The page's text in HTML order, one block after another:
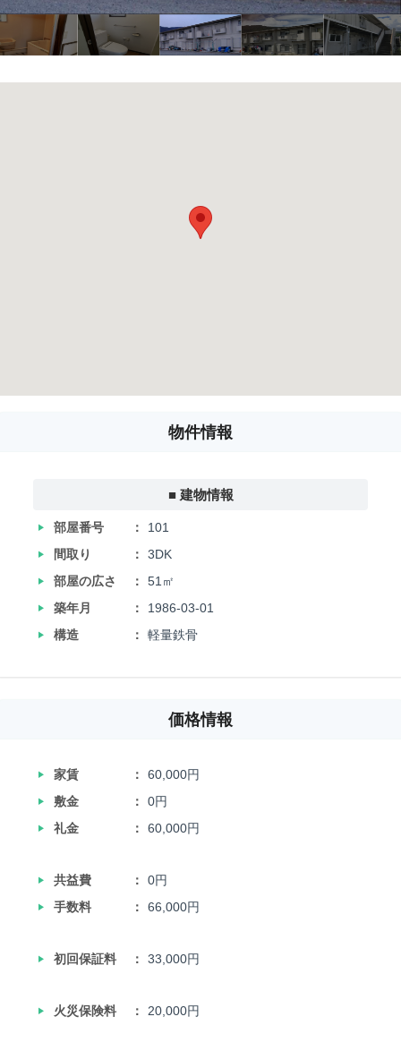
物件情報
■ 建物情報
‣ 部屋番号
101
‣
間取り
3DK
‣
部屋の広さ
51㎡
‣
築年月
1986-03-01
‣
構造 軽量鉄骨
価格情報
‣ 家賃
60,000円
‣
敷金
0円
‣
礼金 60,000円
‣ 共益費
0円
‣
手数料 66,000円
‣ 初回保証料 33,000円
‣ 火災保険料 20,000円